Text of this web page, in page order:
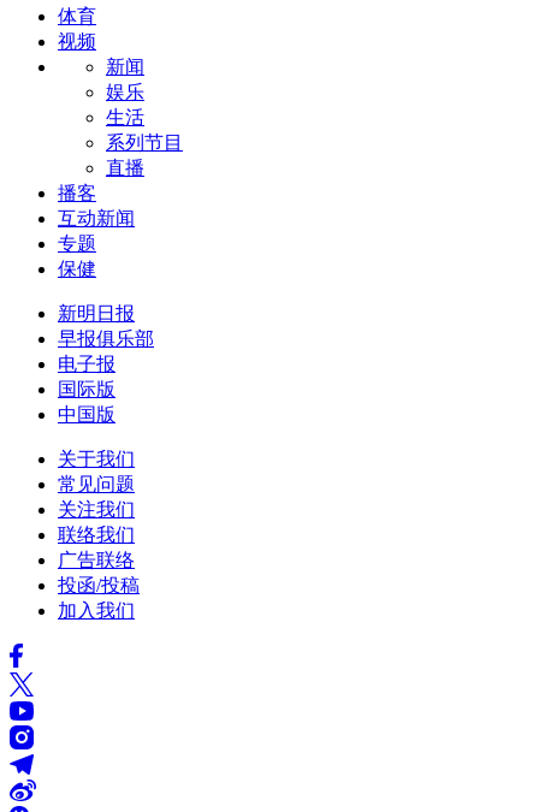
体育
视频
新闻
娱乐
生活
系列节目
直播
播客
互动新闻
专题
保健
新明日报
早报俱乐部
电子报
国际版
中国版
关于我们
常见问题
关注我们
联络我们
广告联络
投函/投稿
加入我们